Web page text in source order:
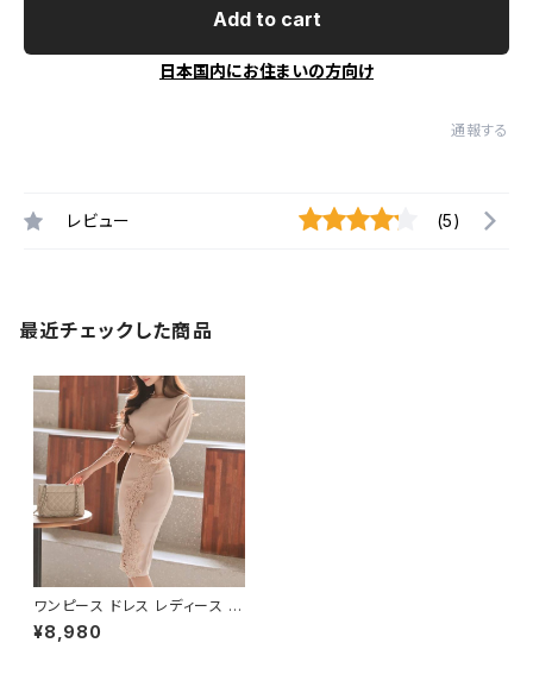
Add to cart
日本国内にお住まいの方向け
通報する
レビュー (5)
最近チェックした商品
ワンピース ドレス レディース 春
夏 秋冬 春 夏 秋 冬 ドレスワン
ピース ドレス タイトワンピース
¥8,980